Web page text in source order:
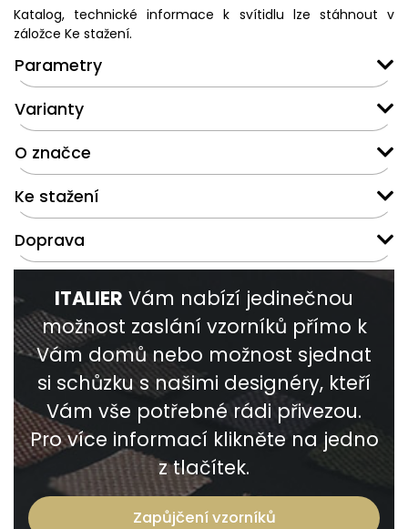
Katalog, technické informace k svítidlu lze stáhnout v
záložce Ke stažení.
Parametry
Varianty
O značce
Ke stažení
Doprava
ITALIER Vám nabízí jedinečnou
možnost zaslání vzorníků přímo k
Vám domů nebo možnost sjednat
si schůzku s našimi designéry, kteří
Vám vše potřebné rádi přivezou.
Pro více informací klikněte na jedno
z tlačítek.
Zapůjčení vzorníků